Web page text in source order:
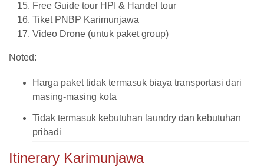
Free Guide tour HPI & Handel tour
Tiket PNBP Karimunjawa
Video Drone (untuk paket group)
Noted:
Harga paket tidak termasuk biaya transportasi dari
masing-masing kota
Tidak termasuk kebutuhan laundry dan kebutuhan
pribadi
Itinerary Karimunjawa